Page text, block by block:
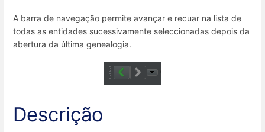
A barra de navegação permite avançar e recuar na lista de
todas as entidades sucessivamente seleccionadas depois da
abertura da última genealogia.
Descrição